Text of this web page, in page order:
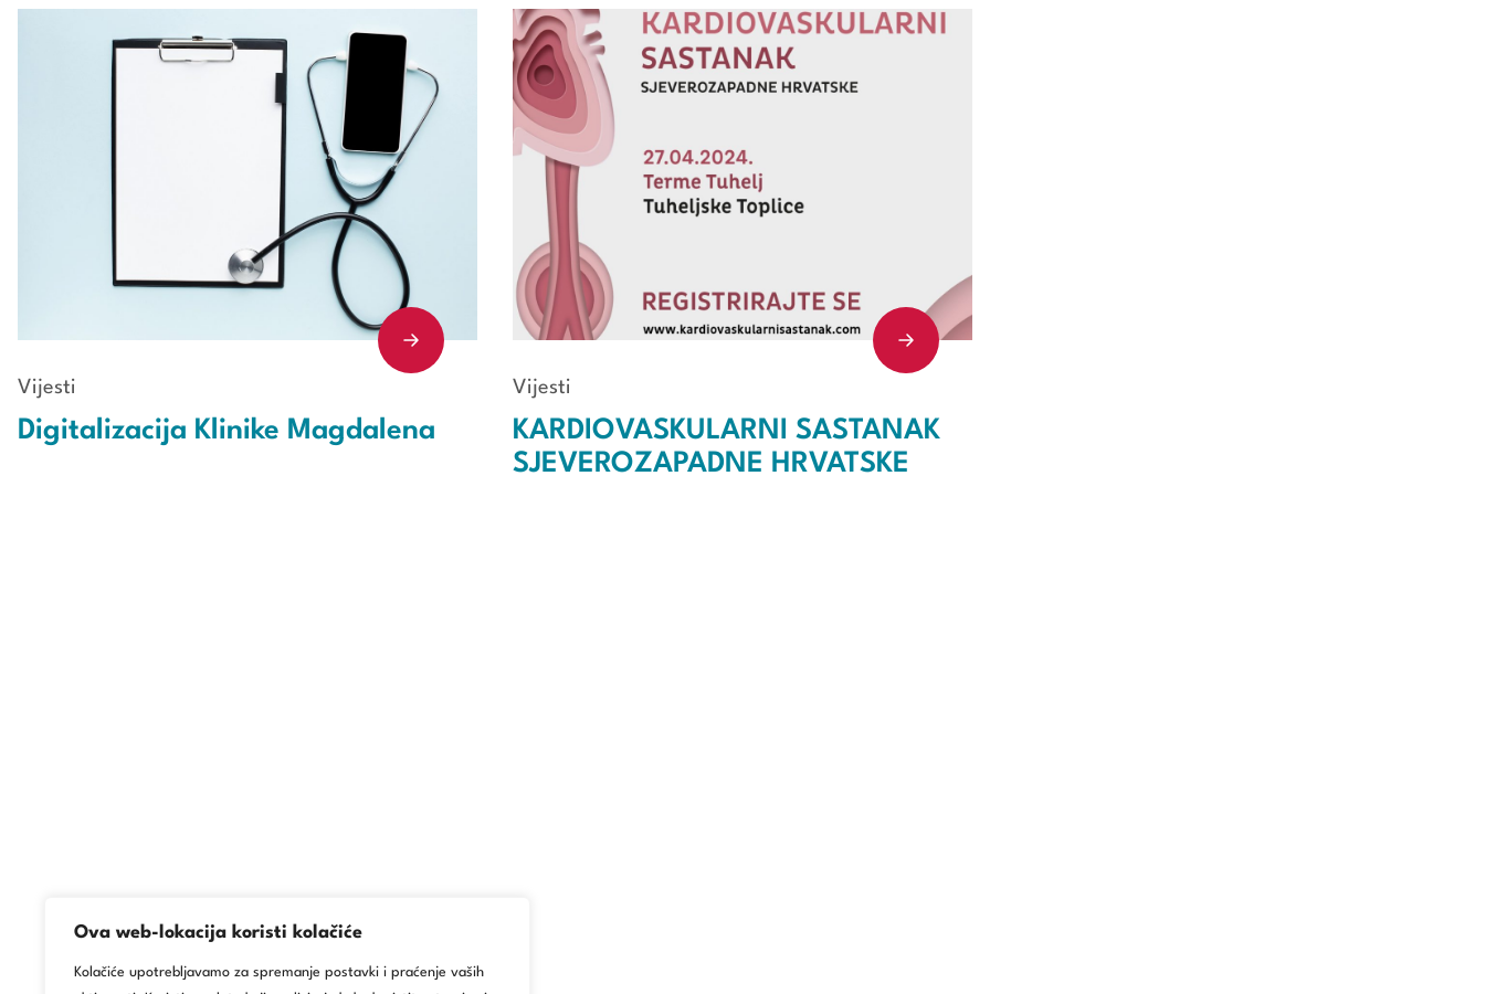
Ova web-lokacija koristi kolačiće
Kolačiće upotrebljavamo za spremanje postavki i praćenje vaših
Vijesti
Digitalizacija Klinike Magdalena
Vijesti
KARDIOVASKULARNI SASTANAK
SJEVEROZAPADNE HRVATSKE